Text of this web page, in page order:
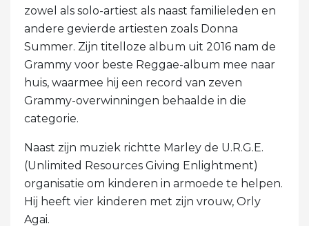
zowel als solo-artiest als naast familieleden en
andere gevierde artiesten zoals Donna
Summer. Zijn titelloze album uit 2016 nam de
Grammy voor beste Reggae-album mee naar
huis, waarmee hij een record van zeven
Grammy-overwinningen behaalde in die
categorie.
Naast zijn muziek richtte Marley de U.R.G.E.
(Unlimited Resources Giving Enlightment)
organisatie om kinderen in armoede te helpen.
Hij heeft vier kinderen met zijn vrouw, Orly
Agai.